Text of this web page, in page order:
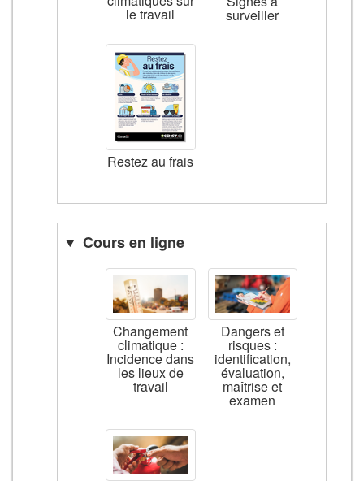
le travail surveiller
Restez au frais
Cours en ligne
Changement
climatique :
Incidence dans
les lieux de
travail
Dangers et
risques :
identification,
évaluation,
maîtrise et
examen